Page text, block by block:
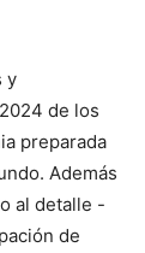
y
de los
preparada
Además
al detalle -
de